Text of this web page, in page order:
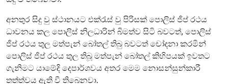
අනතුර සිදු වු ස්ථානයට එක්රැස් වු පිරිසක් පොලිස් ජිප් රථය
ධාවනය කල පොලිස් නිලධාරින් බිමත්ව සිටි බවටත්, පොලිස්
ජිප් රථය තුල මත්පැන් බෝතල් තිබු බවටත් චෝදනා කරමින්
පොලිස් ජිප් රථය තුල තිබූ මත්පැන් බෝතල් කිහිපයක් ඉවතට
ගැනිමට යාමේදි දෙපාර්ශවය අතර මෙම නොසන්සුන්කාරී
තත්ත්වය ඇති වී තිබෙනවා.